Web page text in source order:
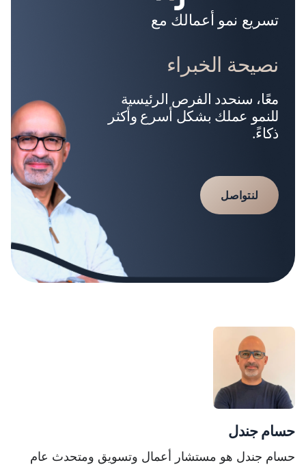
تسريع نمو أعمالك مع
نصيحة الخبراء
معًا، سنحدد الفرص الرئيسية
للنمو عملك بشكل أسرع وأكثر
ذكاءً.
لنتواصل
حسام جندل
حسام جندل هو مستشار أعمال وتسويق ومتحدث عام